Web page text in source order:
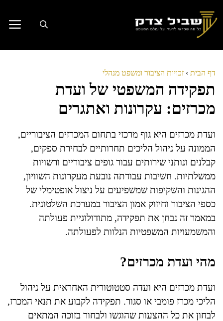
לתוכן
דף הבית › זכויות הציבור ומשפט מנהלי
תפקידה המשפטי של ועדת
מכרזים: עקרונות ואתגרים
ועדת מכרזים היא גוף מרכזי בתחום המכרזים הציבוריים,
הממונה על ניהול הליכים תחרותיים לבחירת ספקים,
קבלנים ונותני שירותים עבור גופים ציבוריים ורשויות
ממשלתיות. חשיבות עבודתה נובעת מעקרונות השוויון,
ההגינות והשקיפות שמשפיעים על ניצול אופטימלי של
כספי הציבור וחיזוק אמון הציבור במערכת השלטונית.
במאמר זה נבחן את תפקידה, מתודולוגיית פעולתה
והמשמעויות המשפטיות הנלוות לפעולתה.
מהי ועדת מכרזים?
ועדת מכרזים היא ועדה סטטוטורית האחראית על ניהול
הליכי מכרז פומבי או סגור. תפקידה לקבוע את תנאי המכרז,
לבחון את כל ההצעות שהוגשו ולבחור בזוכה המתאים